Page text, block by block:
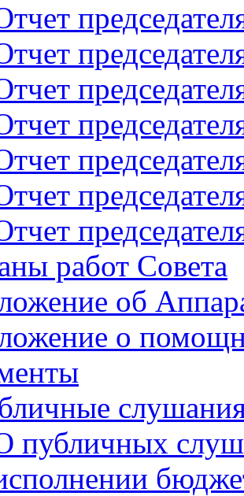
работ Совета
об
о
публичных